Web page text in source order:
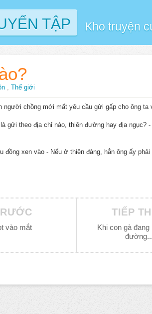
TẬP Kho truyện
, Thế giới
người chồng mới mất yêu cầu gửi gấp cho ông ta
gửi theo địa chỉ nào, thiên đường hay địa ngục?
đồng xen vào - Nếu ở thiên đàng, hẳn ông ấy
TIẾP
Khi con gà đang
đường...
vào mắt